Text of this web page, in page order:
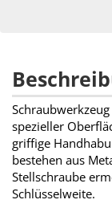
spezieller
griffige
bestehen aus
Stellschraube
Schlüsselweite.